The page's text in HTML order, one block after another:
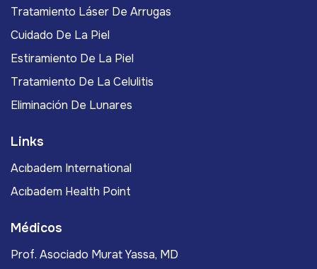
Tratamiento Láser De Arrugas
Cuidado De La Piel
Estiramiento De La Piel
Tratamiento De La Celulitis
Eliminación De Lunares
Links
Acıbadem International
Acıbadem Health Point
Médicos
Prof. Asociado Murat Yassa, MD